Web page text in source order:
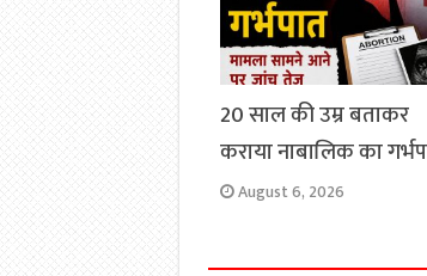
20 साल की उम्र बताकर
कराया नाबालिक का
August 6, 2026